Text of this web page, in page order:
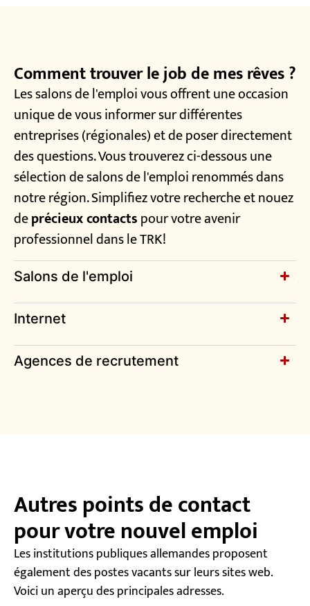
Comment trouver le job de mes rêves ?
Les salons de l'emploi vous offrent une occasion
unique de vous informer sur différentes
entreprises (régionales) et de poser directement
des questions. Vous trouverez ci-dessous une
sélection de salons de l'emploi renommés dans
notre région. Simplifiez votre recherche et nouez
deprécieux contactspour votre avenir
professionnel dans le TRK!
Salons de l'emploi
Internet
Agences de recrutement
Autres points de contact
pour votre nouvel emploi
Les institutions publiques allemandes proposent
également des postes vacants sur leurs sites web.
Voici un aperçu des principales adresses.